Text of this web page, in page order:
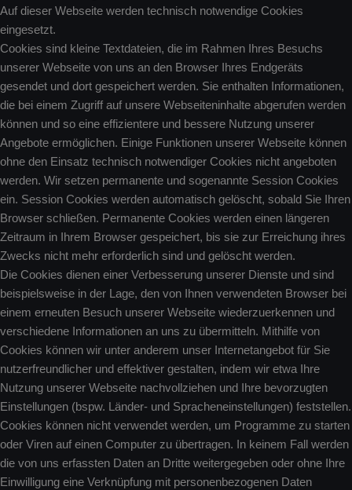
Auf dieser Webseite werden technisch notwendige Cookies
eingesetzt.
Cookies sind kleine Textdateien, die im Rahmen Ihres Besuchs
unserer Webseite von uns an den Browser Ihres Endgeräts
gesendet und dort gespeichert werden. Sie enthalten Informationen,
die bei einem Zugriff auf unsere Webseiteninhalte abgerufen werden
können und so eine effizientere und bessere Nutzung unserer
Angebote ermöglichen. Einige Funktionen unserer Webseite können
ohne den Einsatz technisch notwendiger Cookies nicht angeboten
werden. Wir setzen permanente und sogenannte Session Cookies
ein. Session Cookies werden automatisch gelöscht, sobald Sie Ihren
Browser schließen. Permanente Cookies werden einen längeren
Zeitraum in Ihrem Browser gespeichert, bis sie zur Erreichung ihres
Zwecks nicht mehr erforderlich sind und gelöscht werden.
Die Cookies dienen einer Verbesserung unserer Dienste und sind
beispielsweise in der Lage, den von Ihnen verwendeten Browser bei
einem erneuten Besuch unserer Webseite wiederzuerkennen und
verschiedene Informationen an uns zu übermitteln. Mithilfe von
Cookies können wir unter anderem unser Internetangebot für Sie
nutzerfreundlicher und effektiver gestalten, indem wir etwa Ihre
Nutzung unserer Webseite nachvollziehen und Ihre bevorzugten
Einstellungen (bspw. Länder- und Spracheneinstellungen) feststellen.
Cookies können nicht verwendet werden, um Programme zu starten
oder Viren auf einen Computer zu übertragen. In keinem Fall werden
die von uns erfassten Daten an Dritte weitergegeben oder ohne Ihre
Einwilligung eine Verknüpfung mit personenbezogenen Daten